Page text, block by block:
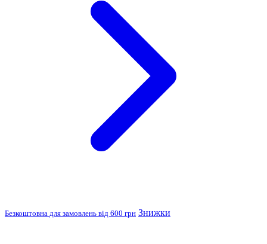
Безкоштовна для замовлень від 600 грн Знижки